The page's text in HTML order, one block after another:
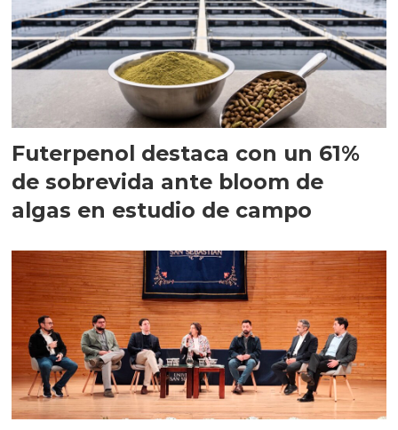
Futerpenol destaca con un 61%
de sobrevida ante bloom de
algas en estudio de campo